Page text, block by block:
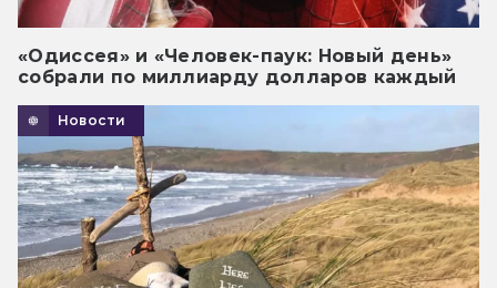
«Одиссея» и «Человек-паук: Новый день»
собрали по миллиарду долларов каждый
Новости